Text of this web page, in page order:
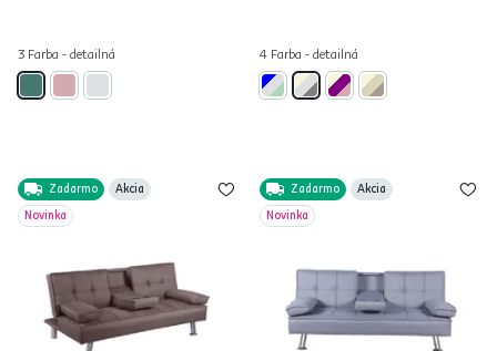
3 Farba - detailná 4 Farba - detailná
Zadarmo
Akcia
Novinka
Zadarmo
Akcia
Novinka